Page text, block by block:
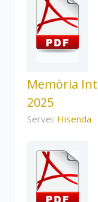
Memòria
2025
Servei: Hisenda